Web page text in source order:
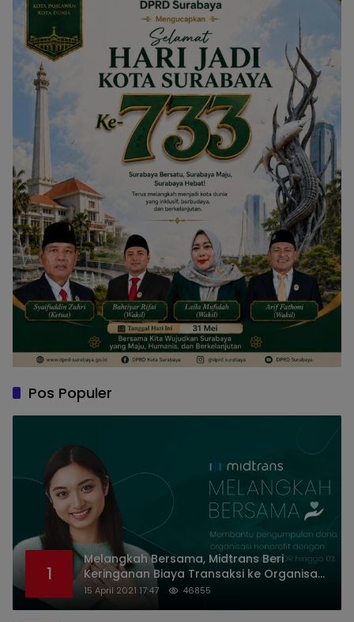
Pos Populer
1
Melangkah Bersama, Midtrans Beri
Keringanan Biaya Transaksi ke Organisasi
Nirlaba Indonesia
15 April 2021 17:47 46855